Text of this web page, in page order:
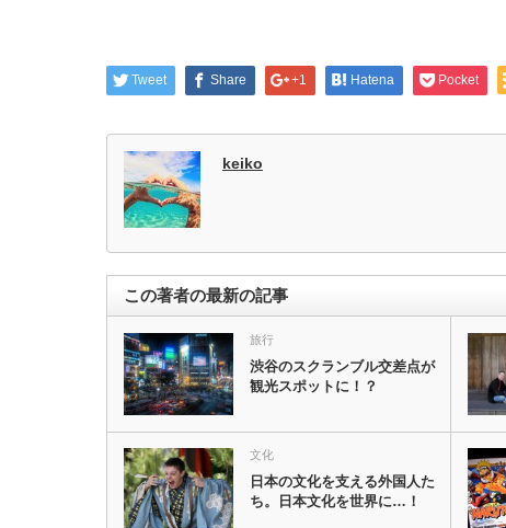
Tweet Share +1 Hatena Pocket
keiko
この著者の最新の記事
旅行
渋谷のスクランブル交差点が
観光スポットに！？
文化
日本の文化を支える外国人た
ち。日本文化を世界に…！